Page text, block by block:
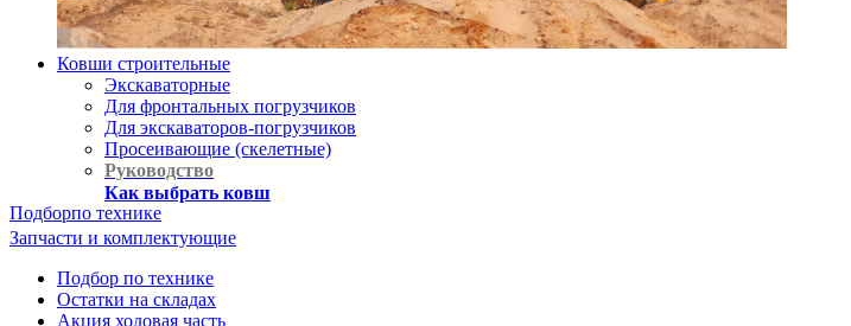
Ковши строительные
Экскаваторные
Для фронтальных погрузчиков
Для экскаваторов-погрузчиков
Просеивающие (скелетные)
Руководство
Как выбрать ковш
Подборпо технике
Запчасти и комплектующие
Подбор по технике
Остатки на складах
Акция ходовая часть